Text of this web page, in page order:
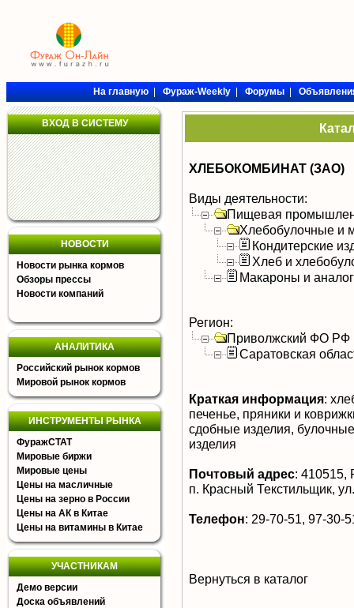
На главную|Фураж-Weekly|Форумы|
ВХОД В СИСТЕМУ
НОВОСТИ
Новости рынка кормов
Обзоры прессы
Новости компаний
АНАЛИТИКА
Российский рынок кормов
Мировой рынок кормов
ИНСТРУМЕНТЫ РЫНКА
ФуражСТАТ
Мировые биржи
Мировые цены
Цены на масличные
Цены на зерно в России
Цены на АК в Китае
Цены на витамины в Китае
УЧАСТНИКАМ
Демо версии
Доска объявлений
ХЛЕБОКОМБИНАТ (ЗАО)
Виды деятельности:
Пищевая
Хлебобулочные и
Кондитерские
Хлеб и
Макароны и
Регион:
Приволжский ФО РФ
Саратовская
Краткая информация:
печенье, пряники и
сдобные изделия,
изделия
Почтовый адрес: 410515,
п. Красный Текстильщик,
Телефон: 29-70-51, 97-30-
Вернуться в каталог